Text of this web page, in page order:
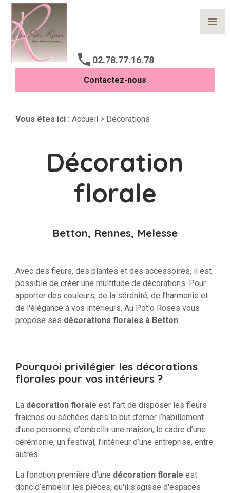
menu
02.78.77.16.78
Contactez-nous
Vous êtes ici : Accueil > Décorations
Décoration
florale
Betton, Rennes, Melesse
Avec des fleurs, des plantes et des accessoires, il est
possible de créer une multitude de décorations. Pour
apporter des couleurs, de la sérénité, de l’harmonie et
de l'élégance à vos intérieurs, Au Pot'o Roses vous
propose ses décorations florales à Betton.
Pourquoi privilégier les décorations
florales pour vos intérieurs ?
La décoration florale est l’art de disposer les fleurs
fraîches ou séchées dans le but d’orner l’habillement
d’une personne, d’embellir une maison, le cadre d’une
cérémonie, un festival, l’intérieur d’une entreprise, entre
autres.
La fonction première d’une décoration florale est
donc d’embellir les pièces, qu'il s'agisse d'espaces
Panneau de gestion des cookies